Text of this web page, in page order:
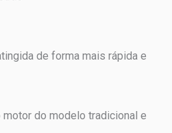
de forma mais rápida e
do modelo tradicional e